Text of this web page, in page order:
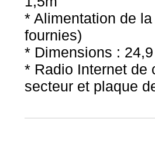
* Alimentation de
fournies)
* Dimensions :
* Radio Internet de
secteur et plaque